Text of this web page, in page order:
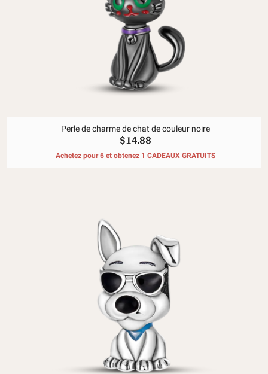
Perle de charme de chat de couleur noire
$14.88
Achetez pour 6 et obtenez 1 CADEAUX GRATUITS